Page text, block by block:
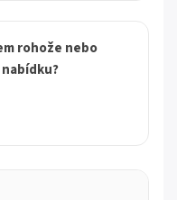
rohože nebo